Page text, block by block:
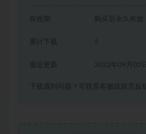
有效期 购买后永久有效
累计下载 2
2022年09月02日
下载遇到问题？可联系客服或留言反馈